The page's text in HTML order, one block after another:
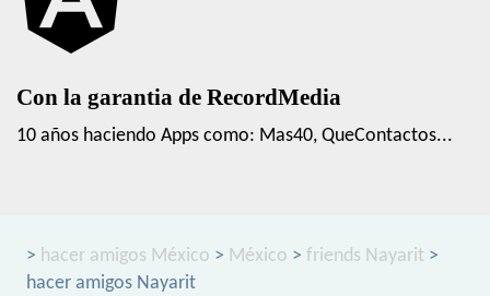
Con la garantia de RecordMedia
10 años haciendo Apps como: Mas40, QueContactos...
> hacer amigos México > México > friends Nayarit >
hacer amigos Nayarit